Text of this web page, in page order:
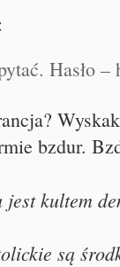
Hasło
bzdur.
kultem
są